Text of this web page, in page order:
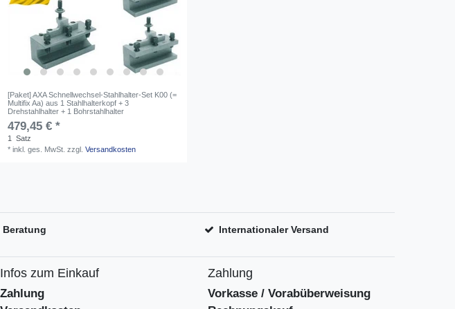
[Paket] AXA Schnellwechsel-Stahlhalter-Set K00 (=
Multifix Aa) aus 1 Stahlhalterkopf + 3
Drehstahlhalter + 1 Bohrstahlhalter
479,45 € *
1
Satz
*inkl. ges. MwSt. zzgl.Versandkosten
Internationaler Versand
Infos zum Einkauf
Zahlung
Zahlung
Vorkasse / Vorabüberweisung